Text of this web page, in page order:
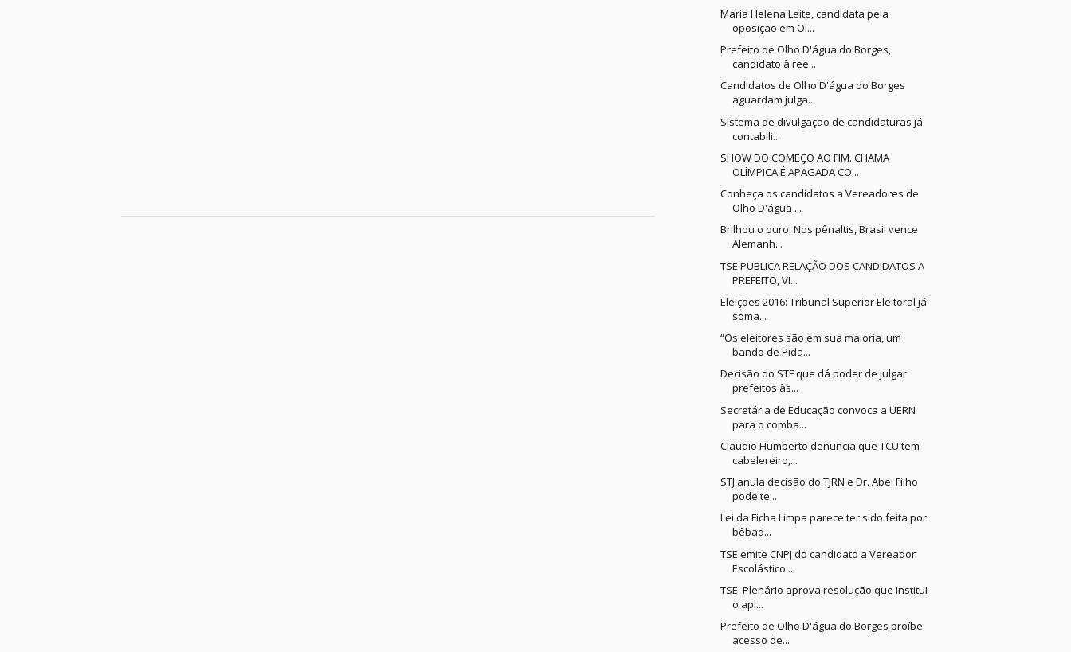
Maria Helena Leite, candidata pela
oposição em Ol...
Prefeito de Olho D'água do Borges,
candidato à ree...
Candidatos de Olho D'água do Borges
aguardam julga...
Sistema de divulgação de candidaturas já
contabili...
SHOW DO COMEÇO AO FIM. CHAMA
OLÍMPICA É APAGADA CO...
Conheça os candidatos a Vereadores de
Olho D'água ...
Brilhou o ouro! Nos pênaltis, Brasil vence
Alemanh...
TSE PUBLICA RELAÇÃO DOS CANDIDATOS A
PREFEITO, VI...
Eleições 2016: Tribunal Superior Eleitoral já
soma...
“Os eleitores são em sua maioria, um
bando de Pidã...
Decisão do STF que dá poder de julgar
prefeitos às...
Secretária de Educação convoca a UERN
para o comba...
Claudio Humberto denuncia que TCU tem
cabelereiro,...
STJ anula decisão do TJRN e Dr. Abel Filho
pode te...
Lei da Ficha Limpa parece ter sido feita por
bêbad...
TSE emite CNPJ do candidato a Vereador
Escolástico...
TSE: Plenário aprova resolução que institui
o apl...
Prefeito de Olho D'água do Borges proíbe
acesso de...